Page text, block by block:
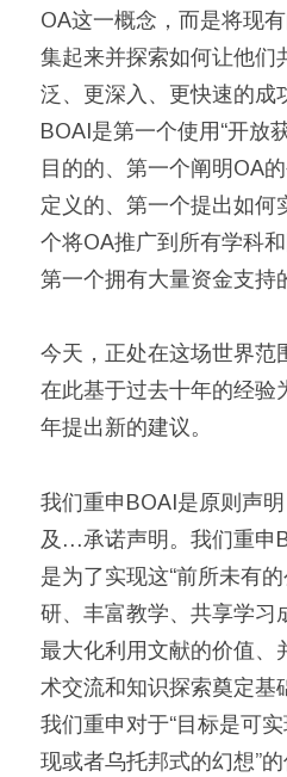
OA这一概念，而是将现
集起来并探索如何让他们
泛、更深入、更快速的成
BOAI是第一个使用“开放
目的的、第一个阐明OA
定义的、第一个提出如何
个将OA推广到所有学科和
第一个拥有大量资金支持
今天，正处在这场世界范
在此基于过去十年的经验
年提出新的建议。
我们重申BOAI是原则声
及…承诺声明。我们重申
是为了实现这“前所未有
研、丰富教学、共享学习
最大化利用文献的价值、
术交流和知识探索奠定基
我们重申对于“目标是可
现或者乌托邦式的幻想”的